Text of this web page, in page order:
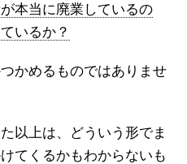
本当に廃業しているの
いるか？
かめるものではありませ
以上は、どういう形でま
てくるかもわからないも